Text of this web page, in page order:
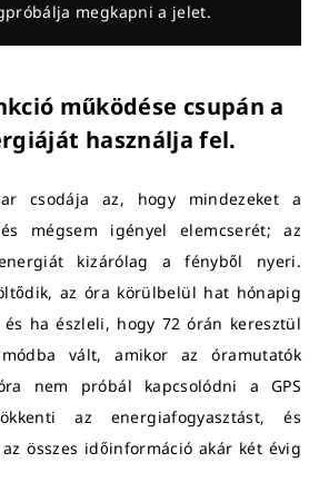
megkapni a jelet.
működése csupán a
használja fel.
csodája az, hogy mindezeket a
mégsem igényel elemcserét; az
kizárólag a fényből nyeri.
az óra körülbelül hat hónapig
ha észleli, hogy 72 órán keresztül
vált, amikor az óramutatók
nem próbál kapcsolódni a GPS
az energiafogyasztást, és
összes időinformáció akár két évig